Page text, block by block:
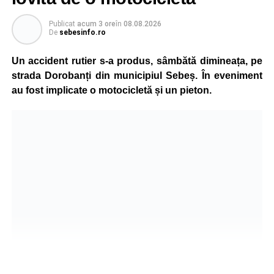
care traversa strada printr-un loc nepermis.
În urma impactului, femeia a suferit leziuni corporale
îngrijiri medicale de specialitate.
Motociclistul a fost testat cu aparatul etilotest, rezultatul
Publicat acum 3 oreîn 08.08.2026
De sebesinfo.ro
Un accident rutier s-a produs, sâmbătă dimineața, pe
strada Dorobanți din municipiul Sebeș. În eveniment
au fost implicate o motocicletă și un pieton.